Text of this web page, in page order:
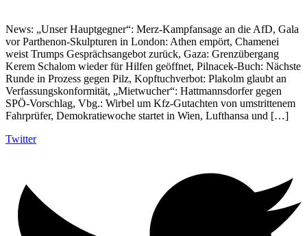
News: „Unser Hauptgegner“: Merz-Kampfansage an die AfD, Gala
vor Parthenon-Skulpturen in London: Athen empört, Chamenei
weist Trumps Gesprächsangebot zurück, Gaza: Grenzübergang
Kerem Schalom wieder für Hilfen geöffnet, Pilnacek-Buch: Nächste
Runde in Prozess gegen Pilz, Kopftuchverbot: Plakolm glaubt an
Verfassungskonformität, „Mietwucher“: Hattmannsdorfer gegen
SPÖ-Vorschlag, Vbg.: Wirbel um Kfz-Gutachten von umstrittenem
Fahrprüfer, Demokratiewoche startet in Wien, Lufthansa und […]
Twitter